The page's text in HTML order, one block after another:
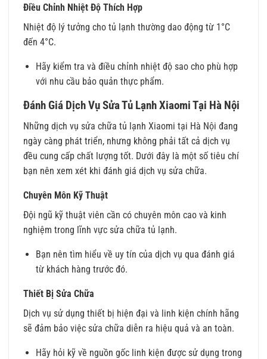
Điều Chỉnh Nhiệt Độ Thích Hợp
Nhiệt độ lý tưởng cho tủ lạnh thường dao động từ 1°C
đến 4°C.
Hãy kiểm tra và điều chỉnh nhiệt độ sao cho phù hợp
với nhu cầu bảo quản thực phẩm.
Đánh Giá Dịch Vụ Sửa Tủ Lạnh Xiaomi Tại Hà Nội
Những dịch vụ sửa chữa tủ lạnh Xiaomi tại Hà Nội đang
ngày càng phát triển, nhưng không phải tất cả dịch vụ
đều cung cấp chất lượng tốt. Dưới đây là một số tiêu chí
bạn nên xem xét khi đánh giá dịch vụ sửa chữa.
Chuyên Môn Kỹ Thuật
Đội ngũ kỹ thuật viên cần có chuyên môn cao và kinh
nghiệm trong lĩnh vực sửa chữa tủ lạnh.
Bạn nên tìm hiểu về uy tín của dịch vụ qua đánh giá
từ khách hàng trước đó.
Thiết Bị Sửa Chữa
Dịch vụ sử dụng thiết bị hiện đại và linh kiện chính hãng
sẽ đảm bảo việc sửa chữa diễn ra hiệu quả và an toàn.
Hãy hỏi kỹ về nguồn gốc linh kiện được sử dụng trong